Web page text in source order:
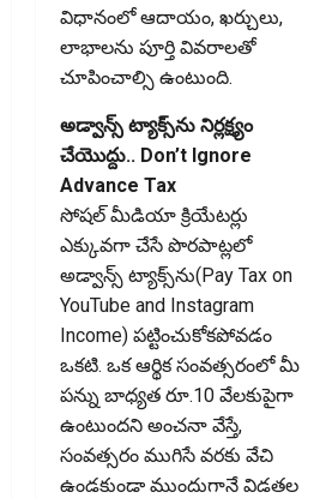
విధానంలో ఆదాయం, ఖర్చులు,
లాభాలను పూర్తి వివరాలతో
చూపించాల్సి ఉంటుంది.
అడ్వాన్స్‌ ట్యాక్స్‌ను నిర్లక్ష్యం
చేయొద్దు.. Don’t Ignore
Advance Tax
సోషల్‌ మీడియా క్రియేటర్లు
ఎక్కువగా చేసే పొరపాట్లలో
అడ్వాన్స్‌ ట్యాక్స్‌ను(Pay Tax on
YouTube and Instagram
Income) పట్టించుకోకపోవడం
ఒకటి. ఒక ఆర్థిక సంవత్సరంలో మీ
పన్ను బాధ్యత రూ.10 వేలకుపైగా
ఉంటుందని అంచనా వేస్తే,
సంవత్సరం ముగిసే వరకు వేచి
ఉండకుండా ముందుగానే విడతల